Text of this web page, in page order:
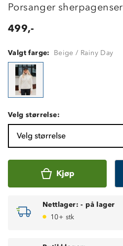
Porsanger sherpagenser
499,-
Valgt farge: Beige / Rainy Day
Velg størrelse:
Velg størrelse
Kjøp
Nettlager: - på lager
10+ stk